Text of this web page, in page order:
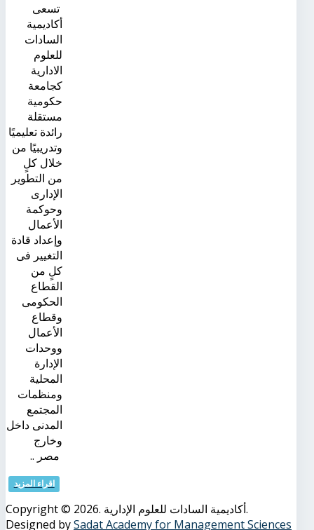
تسعى
أكاديمية
السادات
للعلوم
الادارية
كجامعة
حكومية
مستقلة
رائدة تعليميًا
وتدريبيًا من
خلال كلٍ
من التطوير
الإدارى
وحوكمة
الأعمال
وإعداد قادة
التغيير فى
كلٍ من
القطاع
الحكومى
وقطاع
الأعمال
ووحدات
الإدارة
المحلية
ومنظمات
المجتمع
المدنى داخل
وخارج
مصر ..
اقراء المزيد
Copyright © 2026. أكاديمية السادات للعلوم الإدارية.
Designed bySadat Academy for Management Sciences